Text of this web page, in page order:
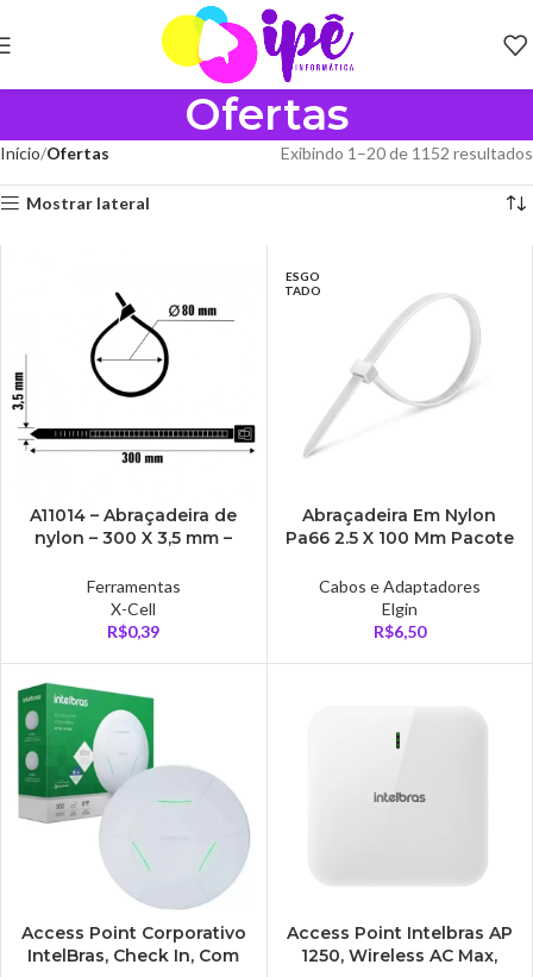
Ofertas
Início Ofertas Exibindo 1–20 de 1152 resultados
Mostrar lateral
A11014 – Abraçadeira de
nylon – 300 X 3,5 mm –
Ferramentas
X-Cell
R$0,39
ESGO
TADO
Abraçadeira Em Nylon
Pa66 2.5 X 100 Mm Pacote
Branca – ODPR35351
Cabos e Adaptadores
Elgin
R$6,50
Access Point Corporativo
IntelBras, Check In, Com
Access Point Intelbras AP
1250, Wireless AC Max,